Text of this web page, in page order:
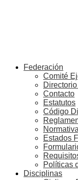
Federación
Comité
Contacto
Estatutos
Código
Estados
Políticas
Disciplinas